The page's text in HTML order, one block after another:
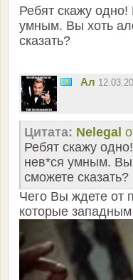
Ребят скажу одно!
умным. Вы хоть
сказать?
Ал
Цитата: Nelegal
Ребят скажу
нев*ся умным. Вы
сможете сказать?
Чего Вы ждете от
которые